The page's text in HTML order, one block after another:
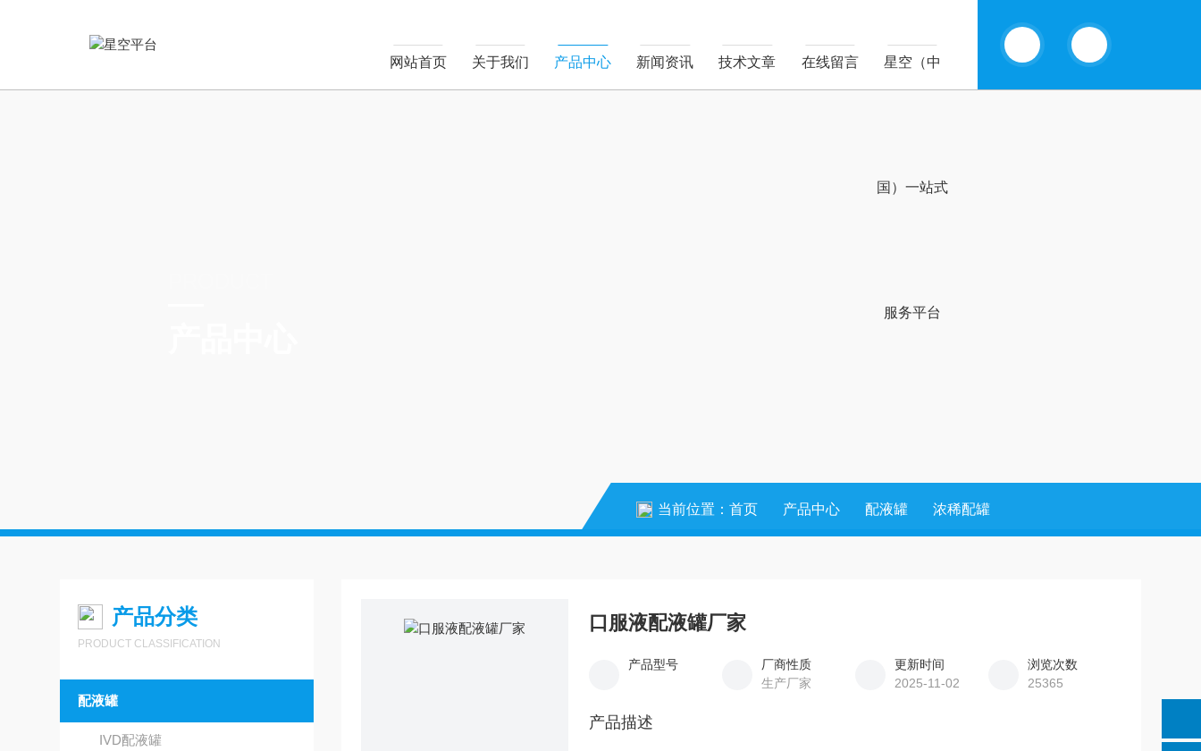
13770985289
网站首页 关于我们 产品中心 新闻资讯 技术文章 在线留言 星空（中
国）一站式
服务平台
当前位置： 首页 产品中心 配液罐 浓稀配罐
产品分类
PRODUCT CLASSIFICATION
配液罐
IVD配液罐
口服液配液罐厂家
产品型号
厂商性质
生产厂家
更新时间
2025-11-02
浏览次数
25365
产品描述